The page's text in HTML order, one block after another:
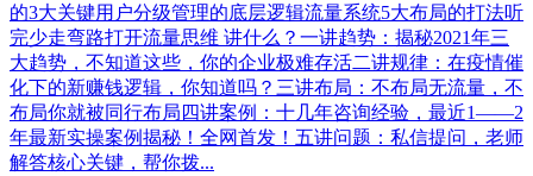
的3大关键用户分级管理的底层逻辑流量系统5大布局的打法听
完少走弯路打开流量思维 讲什么？一讲趋势：揭秘2021年三
大趋势，不知道这些，你的企业极难存活二讲规律：在疫情催
化下的新赚钱逻辑，你知道吗？三讲布局：不布局无流量，不
布局你就被同行布局四讲案例：十几年咨询经验，最近1——2
年最新实操案例揭秘！全网首发！五讲问题：私信提问，老师
解答核心关键，帮你拨...